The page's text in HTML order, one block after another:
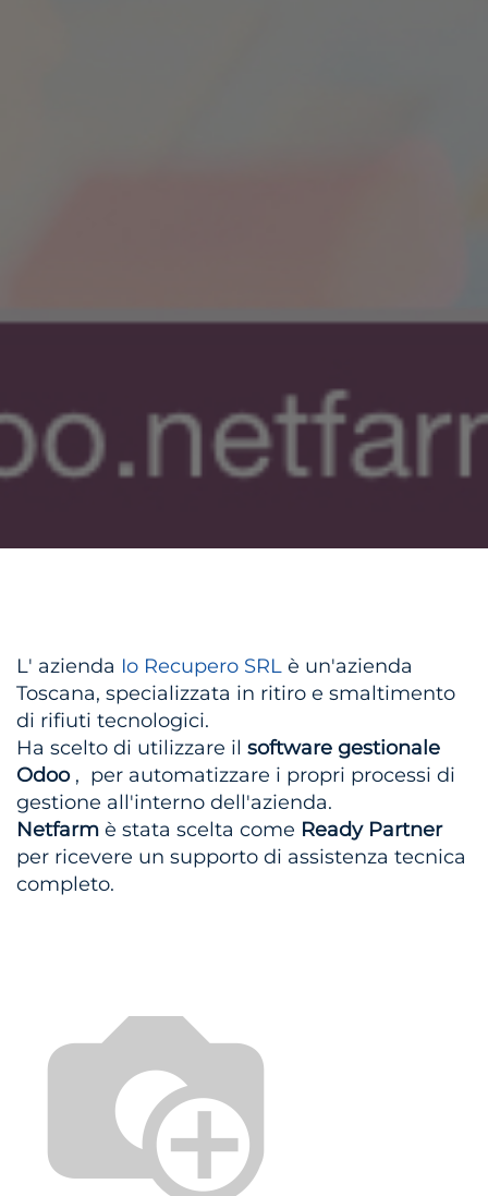
L' azienda Io Recupero SRL è un'azienda
Toscana, specializzata in ritiro e smaltimento
di rifiuti tecnologici.
Ha scelto di utilizzare il software gestionale
Odoo , per automatizzare i propri processi di
gestione all'interno dell'azienda.
Netfarm è stata scelta come Ready Partner
per ricevere un supporto di assistenza tecnica
completo.